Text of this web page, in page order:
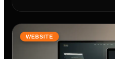
WEBSITE